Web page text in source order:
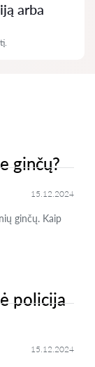
arba
ginčų?
15.12.2024
ginčų. Kaip
policija
15.12.2024